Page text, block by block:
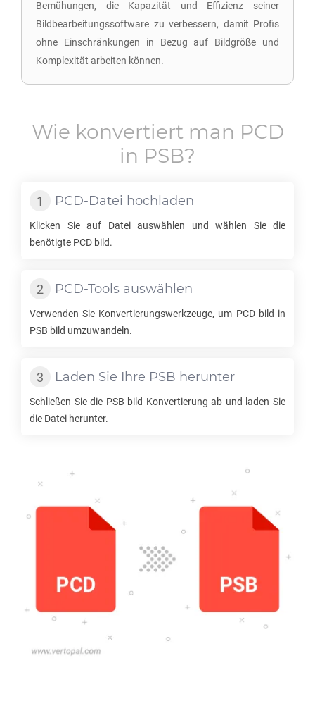
Bemühungen, die Kapazität und Effizienz seiner
Bildbearbeitungssoftware zu verbessern, damit Profis
ohne Einschränkungen in Bezug auf Bildgröße und
Komplexität arbeiten können.
Wie konvertiert man PCD
in PSB?
PCD-Datei hochladen
Klicken Sie auf Datei auswählen und wählen Sie die
benötigte PCD bild.
PCD-Tools auswählen
Verwenden Sie Konvertierungswerkzeuge, um PCDbild in
PSB bild umzuwandeln.
Laden Sie Ihre PSB herunter
Schließen Sie die PSB bild Konvertierung ab und laden Sie
die Datei herunter.